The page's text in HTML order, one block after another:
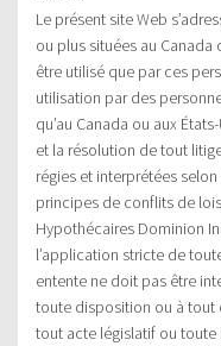
Le présent site Web
ou plus situées au Canada
être utilisé que par ces
utilisation par des
qu’au Canada ou aux
et la résolution de tout
régies et interprétées
principes de conflits de
Hypothécaires Dominion
l’application stricte de
entente ne doit pas être
toute disposition ou à tout
tout acte législatif ou toute